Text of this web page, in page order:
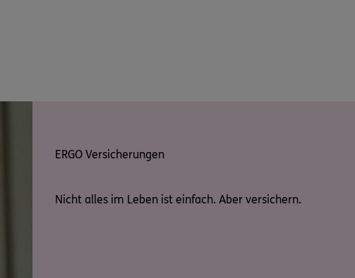
ERGO Versicherungen
Nicht alles im Leben ist einfach. Aber versichern.